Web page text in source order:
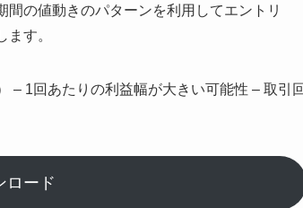
の値動きのパターンを利用してエントリ
す。
– 1回あたりの利益幅が大きい可能性 – 取引
ロード